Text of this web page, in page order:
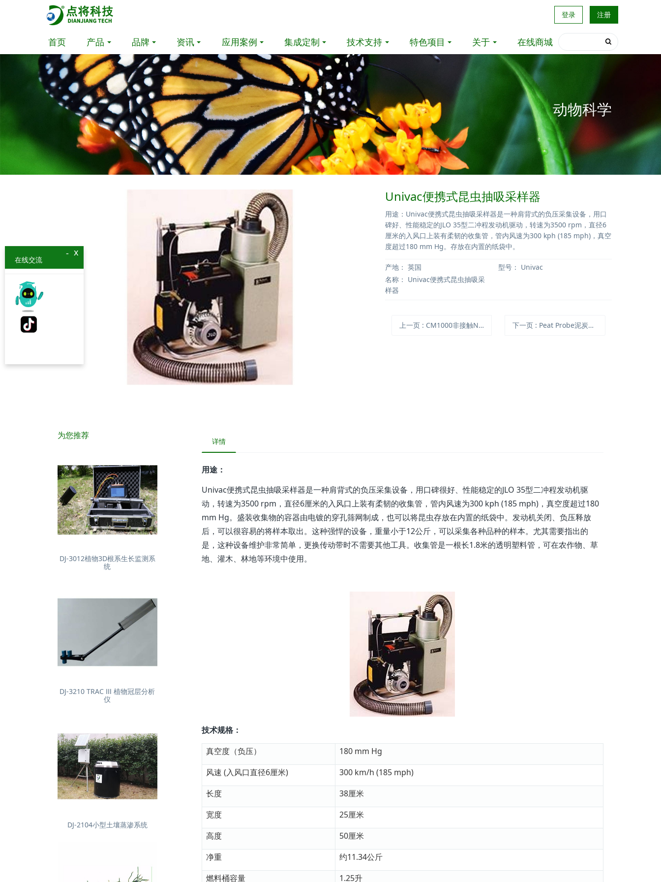
登录 注册
首页 产品 品牌 资讯 应用案例 集成定制 技术支持 特色项目 关于 在线商城
动物科学
Univac便携式昆虫抽吸采样器
用途：Univac便携式昆虫抽吸采样器是一种肩背式的负压采集设备，用口
碑好、性能稳定的JLO 35型二冲程发动机驱动，转速为3500 rpm，直径6
厘米的入风口上装有柔韧的收集管，管内风速为300 kph (185 mph)，真空
度超过180 mm Hg。存放在内置的纸袋中。
产地： 英国 型号： Univac
名称： Univac便携式昆虫抽吸采
样器
上一页 : CM1000非接触NDVI测量仪 下一页 : Peat Probe泥炭探测仪
详情
用途：
Univac便携式昆虫抽吸采样器是一种肩背式的负压采集设备，用口碑很好、性能稳定的JLO 35型二冲程发动机驱
动，转速为3500 rpm，直径6厘米的入风口上装有柔韧的收集管，管内风速为300 kph (185 mph)，真空度超过180
mm Hg。盛装收集物的容器由电镀的穿孔筛网制成，也可以将昆虫存放在内置的纸袋中。发动机关闭、负压释放
后，可以很容易的将样本取出。这种强悍的设备，重量小于12公斤，可以采集各种品种的样本。尤其需要指出的
是，这种设备维护非常简单，更换传动带时不需要其他工具。收集管是一根长1.8米的透明塑料管，可在农作物、草
地、灌木、林地等环境中使用。
技术规格：
真空度（负压）
180 mm Hg
风速 (入风口直径6厘米)
300 km/h (185 mph)
长度
38厘米
宽度
25厘米
高度
50厘米
净重
约11.34公斤
燃料桶容量
1.25升
为您推荐
DJ-3012植物3D根系生长监测系
统
DJ-3210 TRAC Ⅲ 植物冠层分析
仪
DJ-2104小型土壤蒸渗系统
x
-
在线交流